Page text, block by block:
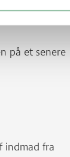
på et senere
indmad fra